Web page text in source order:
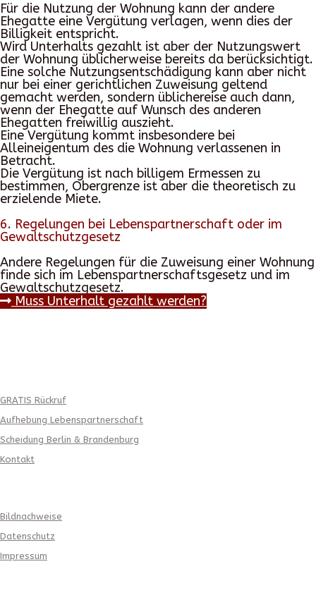
Für die Nutzung der Wohnung kann der andere
Ehegatte eine Vergütung verlagen, wenn dies der
Billigkeit entspricht.
Wird Unterhalts gezahlt ist aber der Nutzungswert
der Wohnung üblicherweise bereits da berücksichtigt.
Eine solche Nutzungsentschädigung kann aber nicht
nur bei einer gerichtlichen Zuweisung geltend
gemacht werden, sondern üblichereise auch dann,
wenn der Ehegatte auf Wunsch des anderen
Ehegatten freiwillig auszieht.
Eine Vergütung kommt insbesondere bei
Alleineigentum des die Wohnung verlassenen in
Betracht.
Die Vergütung ist nach billigem Ermessen zu
bestimmen, Obergrenze ist aber die theoretisch zu
erzielende Miete.
6. Regelungen bei Lebenspartnerschaft oder im
Gewaltschutzgesetz
Andere Regelungen für die Zuweisung einer Wohnung
finde sich im Lebenspartnerschaftsgesetz und im
Gewaltschutzgesetz.
Muss Unterhalt gezahlt werden?
GRATIS Rückruf
Aufhebung Lebenspartnerschaft
Scheidung Berlin & Brandenburg
Kontakt
Bildnachweise
Datenschutz
Impressum